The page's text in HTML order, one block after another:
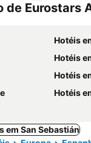
de Eurostars
Hotéis
Hotéis
Hotéis
Hotéis
em San Sebastián